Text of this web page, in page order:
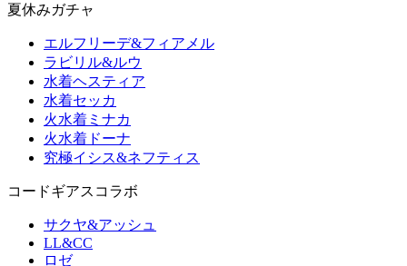
夏休みガチャ
エルフリーデ&フィアメル
ラビリル&ルウ
水着ヘスティア
水着セッカ
火水着ミナカ
火水着ドーナ
究極イシス&ネフティス
コードギアスコラボ
サクヤ&アッシュ
LL&CC
ロゼ